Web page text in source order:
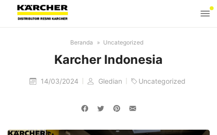
Beranda Uncategorized
Karcher Indonesia
14/03/2024 Gledian Uncategorized